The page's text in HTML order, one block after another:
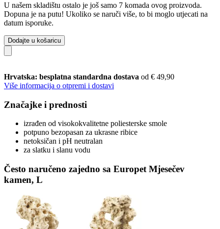
U našem skladištu ostalo je još samo 7 komada ovog proizvoda.
Dopuna je na putu! Ukoliko se naruči više, to bi moglo utjecati na
datum isporuke.
Dodajte u košaricu
Hrvatska: besplatna standardna dostava od € 49,90
Više informacija o otpremi i dostavi
Značajke i prednosti
izrađen od visokokvalitetne poliesterske smole
potpuno bezopasan za ukrasne ribice
netoksičan i pH neutralan
za slatku i slanu vodu
Često naručeno zajedno sa Europet Mjesečev
kamen, L